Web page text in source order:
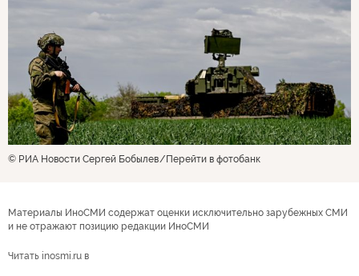
© РИА Новости Сергей Бобылев Перейти в фотобанк
Материалы ИноСМИ содержат оценки исключительно зарубежных СМИ
и не отражают позицию редакции ИноСМИ
Читать inosmi.ru в